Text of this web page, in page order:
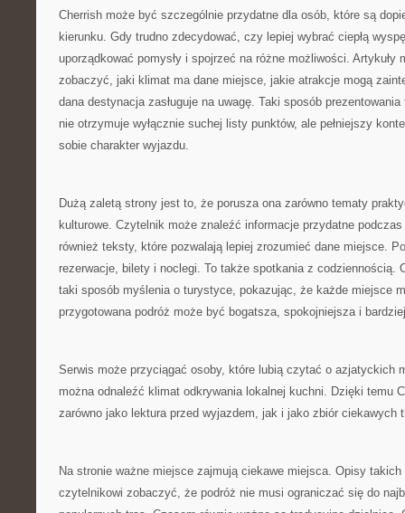
Cherrish może być szczególnie przydatne dla osób, które są
kierunku. Gdy trudno zdecydować, czy lepiej wybrać ciepłą
uporządkować pomysły i spojrzeć na różne możliwości. Artykuły
zobaczyć, jaki klimat ma dane miejsce, jakie atrakcje mogą
dana destynacja zasługuje na uwagę. Taki sposób
nie otrzymuje wyłącznie suchej listy punktów, ale pełniejszy
sobie charakter wyjazdu.
Dużą zaletą strony jest to, że porusza ona zarówno tematy
kulturowe. Czytelnik może znaleźć informacje przydatne
również teksty, które pozwalają lepiej zrozumieć dane miejsce.
rezerwacje, bilety i noclegi. To także spotkania z codziennością.
taki sposób myślenia o turystyce, pokazując, że każde miejsce
przygotowana podróż może być bogatsza, spokojniejsza i
Serwis może przyciągać osoby, które lubią czytać o azjatyckich
można odnaleźć klimat odkrywania lokalnej kuchni. Dzięki temu
zarówno jako lektura przed wyjazdem, jak i jako zbiór ciekawych
Na stronie ważne miejsce zajmują ciekawe miejsca. Opisy
czytelnikowi zobaczyć, że podróż nie musi ograniczać się do